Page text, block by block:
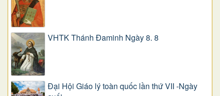
VHTK Thánh Đaminh Ngày 8. 8
Đại Hội Giáo lý toàn quốc lần thứ VII -Ngày